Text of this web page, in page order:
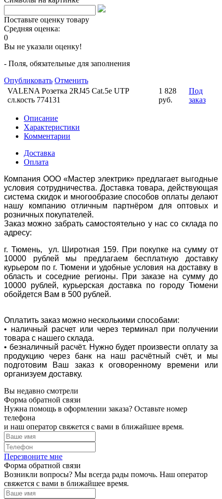
Поставьте оценку товару
Средняя оценка:
0
Вы не указали оценку!
- Поля, обязательные для заполнения
Опубликовать Отменить
VALENA Розетка 2RJ45 Cat.5e UTP
сл.кость 774131
1 828
руб.
Под
заказ
Описание
Характеристики
Комментарии
Доставка
Оплата
Компания ООО «Мастер электрик» предлагает выгодные
условия сотрудничества. Доставка товара, действующая
система скидок и многообразие способов оплаты делают
нашу компанию отличным партнёром для оптовых и
розничных покупателей.
Заказ можно забрать самостоятельно у нас со склада по
адресу:
г. Тюмень, ул. Широтная 159. При покупке на сумму от
10000 рублей мы предлагаем бесплатную доставку
курьером по г. Тюмени и удобные условия на доставку в
область и соседние регионы. При заказе на сумму до
10000 рублей, курьерская доставка по городу Тюмени
обойдется Вам в 500 рублей.
Оплатить заказ можно несколькими способами:
• наличный расчет или через терминал при получении
товара с нашего склада.
• безналичный расчёт. Нужно будет произвести оплату за
продукцию через банк на наш расчётный счёт, и мы
подготовим Ваш заказ к оговоренному времени или
организуем доставку.
Вы недавно смотрели
Форма обратной связи
Нужна помощь в оформлении заказа? Оставьте номер
телефона
и наш оператор свяжется с вами в ближайшее время.
Перезвоните мне
Форма обратной связи
Возникли вопросы? Мы всегда рады помочь. Наш оператор
свяжется с вами в ближайшее время.